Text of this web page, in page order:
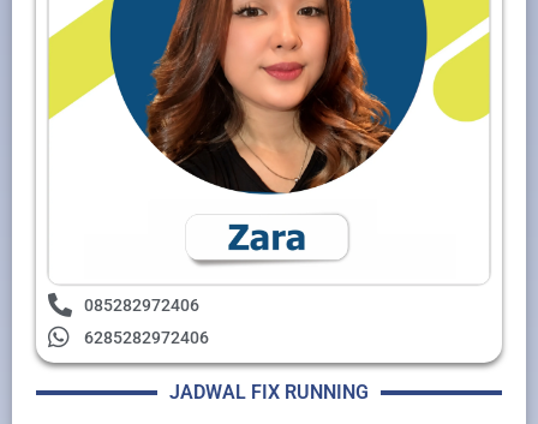
085282972406
6285282972406
JADWAL FIX RUNNING